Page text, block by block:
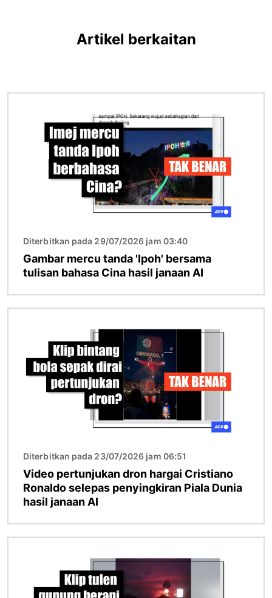
Artikel berkaitan
Diterbitkan pada 29/07/2026 jam 03:40
Gambar mercu tanda 'Ipoh' bersama
tulisan bahasa Cina hasil janaan AI
Diterbitkan pada 23/07/2026 jam 06:51
Video pertunjukan dron hargai Cristiano
Ronaldo selepas penyingkiran Piala Dunia
hasil janaan AI